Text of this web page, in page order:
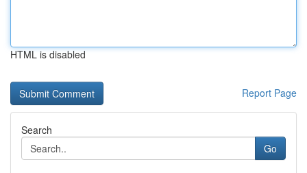
HTML is disabled
Report Page
Search
Go